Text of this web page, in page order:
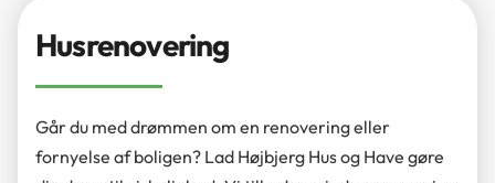
Husrenovering
Går du med drømmen om en renovering eller
fornyelse af boligen? Lad Højbjerg Hus og Have gøre